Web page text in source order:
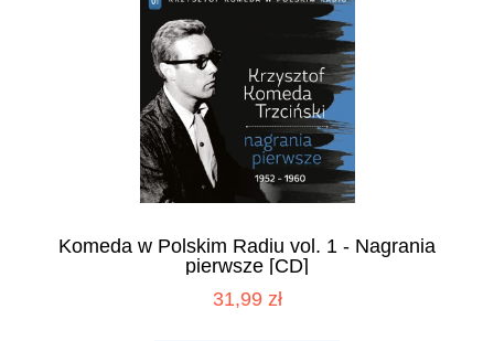
Komeda w Polskim Radiu vol. 1 - Nagrania
pierwsze [CD]
31,99 zł